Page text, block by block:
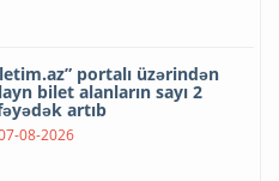
portalı üzərindən
bilet alanların sayı 2
artıb
08-2026